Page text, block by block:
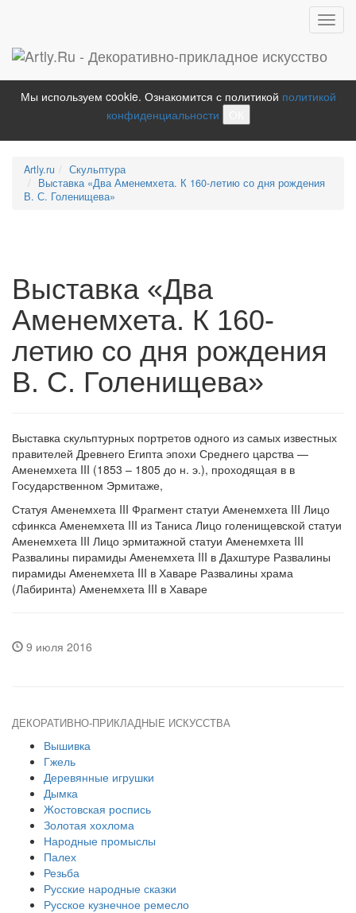
Мы используем cookie. Ознакомится с политикой политикой
конфиденциальности
Artly.ru
Скульптура
Выставка «Два Аменемхета. К 160-летию со дня рождения
В. С. Голенищева»
Выставка «Два
Аменемхета. К 160-
летию со дня рождения
В. С. Голенищева»
Выставка скульптурных портретов одного из самых известных
правителей Древнего Египта эпохи Среднего царства —
Аменемхета III (1853 – 1805 до н. э.), проходящая в в
Государственном Эрмитаже,
Статуя Аменемхета III Фрагмент статуи Аменемхета III Лицо
сфинкса Аменемхета III из Таниса Лицо голенищевской статуи
Аменемхета III Лицо эрмитажной статуи Аменемхета III
Развалины пирамиды Аменемхета III в Дахштуре Развалины
пирамиды Аменемхета III в Хаваре Развалины храма
(Лабиринта) Аменемхета III в Хаваре
9 июля 2016
ДЕКОРАТИВНО-ПРИКЛАДНЫЕ ИСКУССТВА
Вышивка
Гжель
Деревянные игрушки
Дымка
Жостовская роспись
Золотая хохлома
Народные промыслы
Палех
Резьба
Русские народные сказки
Русское кузнечное ремесло